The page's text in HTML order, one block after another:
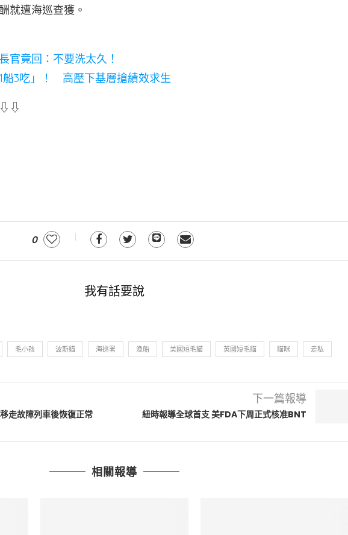
就遭海巡查獲。
竟回：不要洗太久！
船3吃」！ 高壓下基層搶績效求生
0
我有話要說
毛小孩 波斯貓 海巡署 漁船 美國短毛貓 英國短毛貓 貓咪 走私
走故障列車後恢復正常
下一篇報導
紐時報導全球首支 美FDA下周正式核准BNT
相關報導